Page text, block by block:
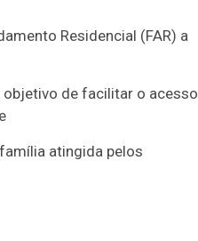
Residencial (FAR) a
objetivo de facilitar o acesso
atingida pelos